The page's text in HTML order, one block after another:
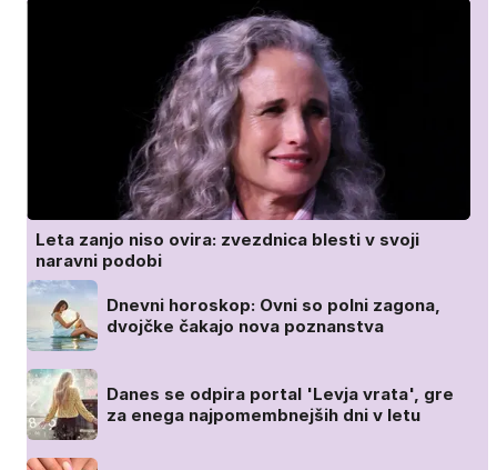
Leta zanjo niso ovira: zvezdnica blesti v svoji
naravni podobi
Dnevni horoskop: Ovni so polni zagona,
dvojčke čakajo nova poznanstva
Danes se odpira portal 'Levja vrata', gre
za enega najpomembnejših dni v letu